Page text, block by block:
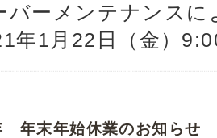
ーメンテナンスに
1月22日（金）
年末年始休業のお知らせ